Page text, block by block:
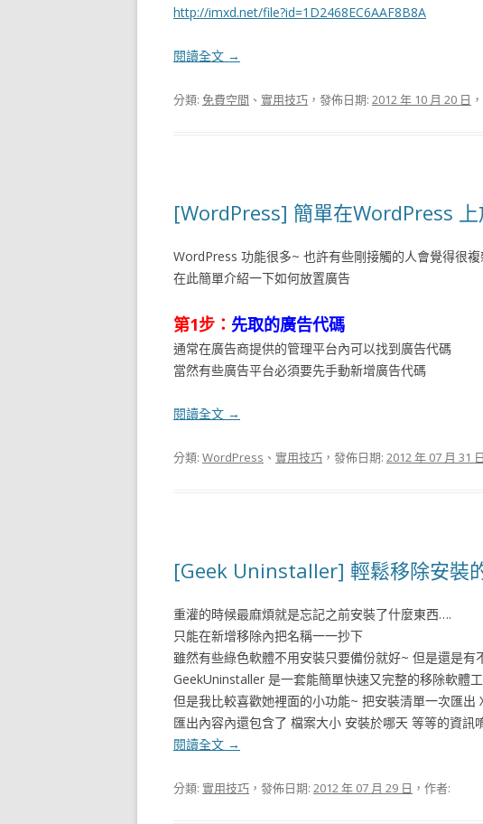
http://imxd.net/file?id=1D2468EC6AAF8B8A
閱讀全文 →
分類: 免費空間 、 實用技巧 ，發佈日期: 2012 年 10 月 20 日
[WordPress] 簡單在WordPress
WordPress 功能很多~ 也許有些剛接觸的人會覺得很
在此簡單介紹一下如何放置廣告
第1步： 先取的廣告代碼
通常在廣告商提供的管理平台內可以找到廣告代碼
當然有些廣告平台必須要先手動新增廣告代碼
閱讀全文 →
分類: WordPress 、 實用技巧 ，發佈日期: 2012 年 07 月 31 日
[Geek Uninstaller] 輕鬆移除安裝
重灌的時候最麻煩就是忘記之前安裝了什麼東西….
只能在新增移除內把名稱一一抄下
雖然有些綠色軟體不用安裝只要備份就好~ 但是還是有
GeekUninstaller 是一套能簡單快速又完整的移除軟體
但是我比較喜歡她裡面的小功能~ 把安裝清單一次匯出
匯出內容內還包含了 檔案大小 安裝於哪天 等等的資訊
閱讀全文 →
分類: 實用技巧 ，發佈日期: 2012 年 07 月 29 日 ，作者: